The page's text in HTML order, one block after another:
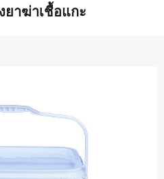
ยาฆ่าเชื้อแกะ